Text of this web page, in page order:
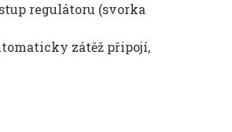
regulátoru (svorka
zátěž připojí,